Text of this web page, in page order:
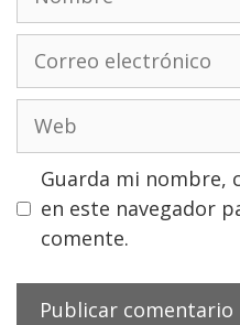
electrónico
Guarda mi nombre,
en este navegador
comente.